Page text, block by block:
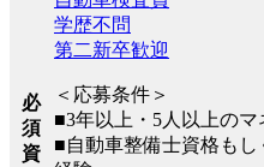
必
須
資
学歴不問
第二新卒歓迎
＜応募条件＞
■3年以上・5人以上の
■自動車整備士資格も